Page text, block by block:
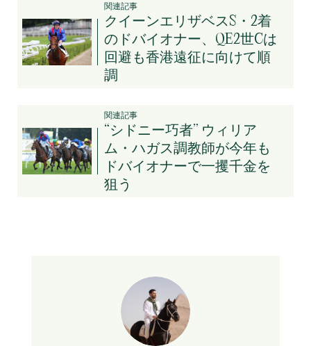
関連記事
クイーンエリザベスS・2着
のドバイオナー、QE2世Cは
回避も香港遠征に向けて順
調
関連記事
“シドニー巧者” ウィリア
ム・ハガス調教師が今年も
ドバイオナーで一攫千金を
狙う